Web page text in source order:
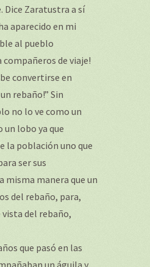
Dice Zaratustra a sí
aparecido en mi
al pueblo
de viaje!
convertirse en
rebaño!” Sin
no lo ve como un
un lobo ya que
la población uno que
ser sus
misma manera que un
del rebaño, para,
del rebaño,
que pasó en las
un águila y